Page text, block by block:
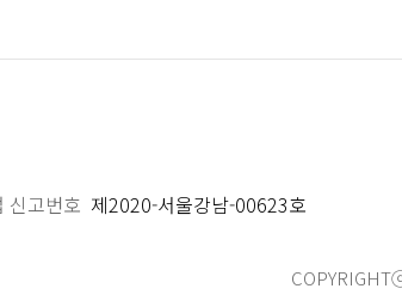
신고번호 제2020-서울강남-00623호